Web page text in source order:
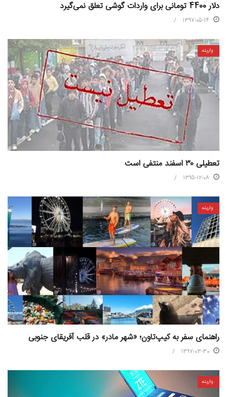
دلار 4400 تومانی برای واردات گوشی تعلق نمی‌گیرد
1397-05-14
واریته
تعطیلی ۳۰ اسفند منتفی است
1395-12-08
واریته
راهنمای سفر به کیپ‌تاون؛ «شهر مادر» در قلب آفریقای جنوبی
1397-03-30
واریته